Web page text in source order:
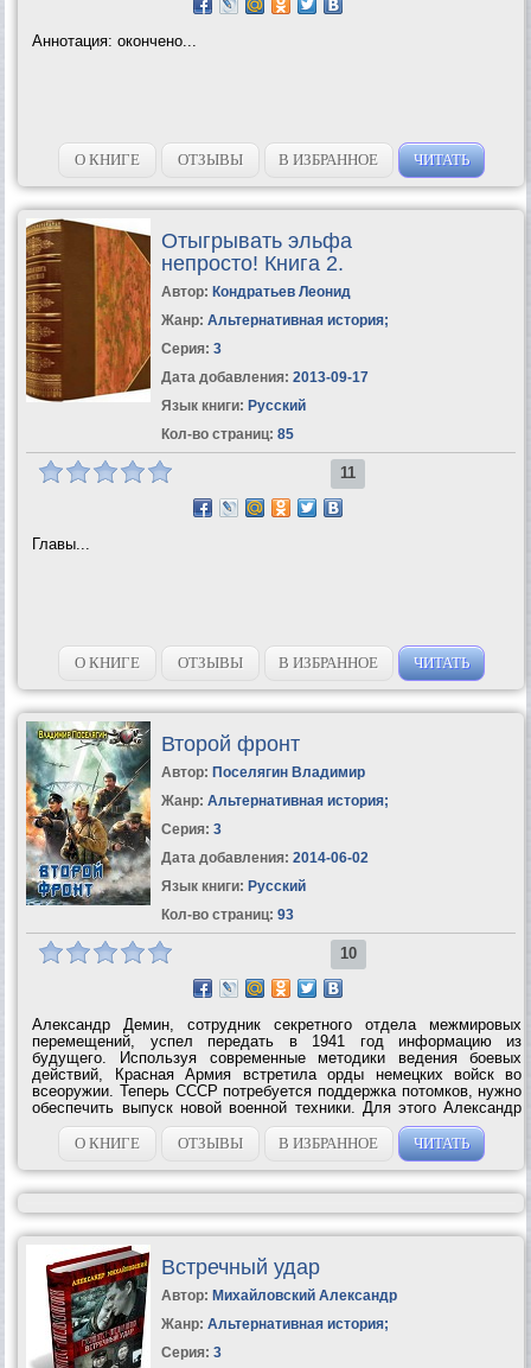
Аннотация: окончено...
О КНИГЕ ОТЗЫВЫ В ИЗБРАННОЕ ЧИТАТЬ
Отыгрывать эльфа
непросто! Книга 2.
Автор: Кондратьев Леонид
Жанр: Альтернативная история;
Серия: 3
Дата добавления: 2013-09-17
Язык книги: Русский
Кол-во страниц: 85
11
Главы...
О КНИГЕ ОТЗЫВЫ В ИЗБРАННОЕ ЧИТАТЬ
Второй фронт
Автор: Поселягин Владимир
Жанр: Альтернативная история;
Серия: 3
Дата добавления: 2014-06-02
Язык книги: Русский
Кол-во страниц: 93
10
Александр Демин, сотрудник секретного отдела межмировых
перемещений, успел передать в 1941 год информацию из
будущего. Используя современные методики ведения боевых
действий, Красная Армия встретила орды немецких войск во
всеоружии. Теперь СССР потребуется поддержка потомков, нужно
обеспечить выпуск новой военной техники. Для этого Александр
занимается поиском других межвременных порталов и случайно
перемещается в 1851 год, в...
О КНИГЕ ОТЗЫВЫ В ИЗБРАННОЕ ЧИТАТЬ
Встречный удар
Автор: Михайловский Александр
Жанр: Альтернативная история;
Серия: 3